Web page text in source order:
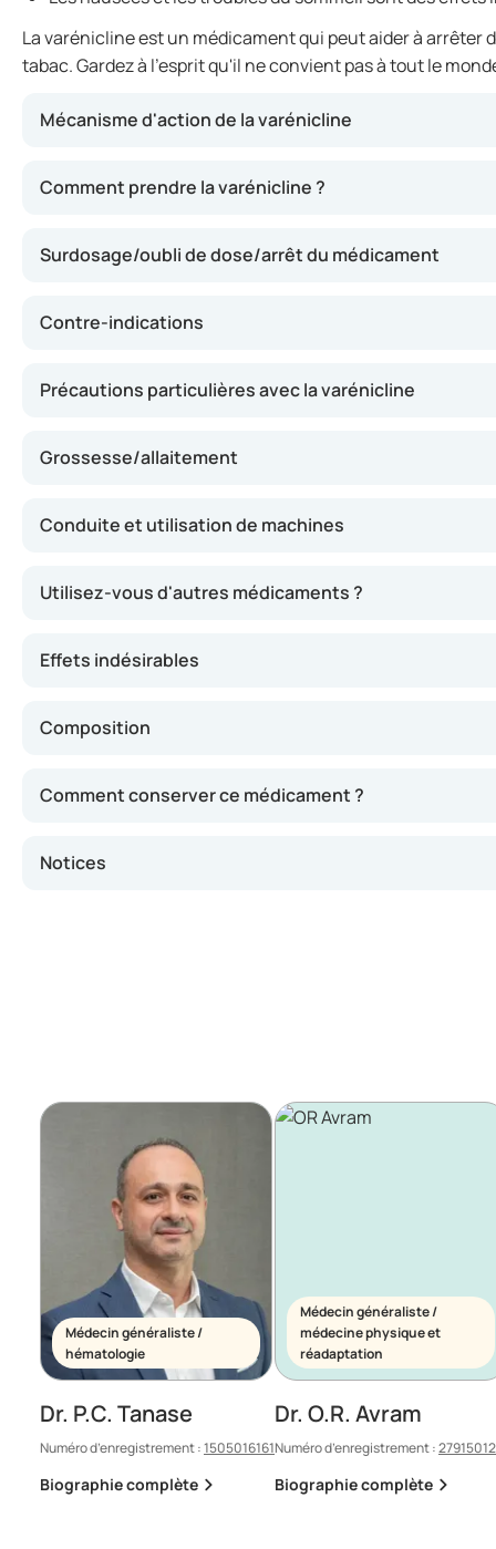
La varénicline est un médicament qui peut aider à
tabac. Gardez à l'esprit qu'il ne convient pas à tout le
Mécanisme d'action de la varénicline
Ce médicament agit en intervenant sur les zones du
Comment prendre la varénicline ?
Surdosage/oubli de dose/arrêt du médicament
Contre-indications
Précautions particulières avec la varénicline
Grossesse/allaitement
Conduite et utilisation de machines
Utilisez-vous d'autres médicaments ?
Effets indésirables
Composition
Comment conserver ce médicament ?
Notices
Médecin généraliste /
hématologie
Dr. P.C. Tanase
Numéro d’enregistrement :1505016161
Biographie complète
Médecin généraliste /
médecine physique et
réadaptation
Dr. O.R. Avram
Numéro d’enregistrement :
Biographie complète